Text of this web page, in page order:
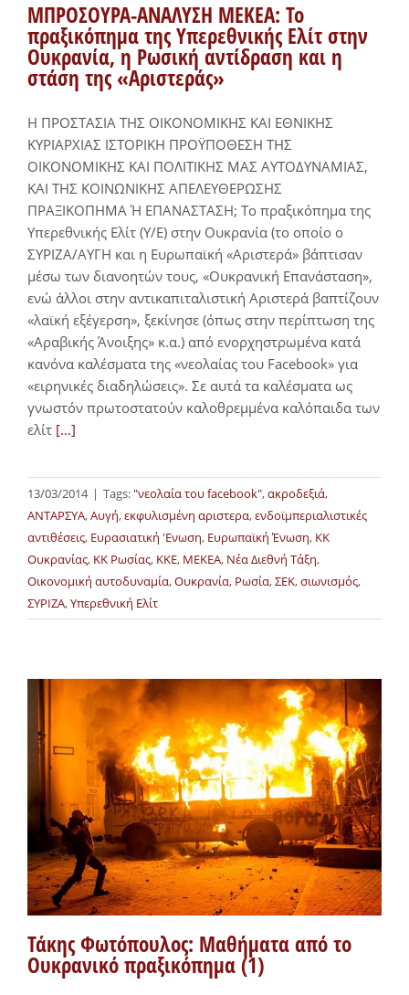
ΜΠΡΟΣΟΥΡΑ-ΑΝΑΛΥΣΗ ΜΕΚΕΑ: To
πραξικόπημα της Υπερεθνικής Ελίτ στην
Ουκρανία, η Ρωσική αντίδραση και η
στάση της «Αριστεράς»
Η ΠΡΟΣΤΑΣΙΑ ΤΗΣ ΟΙΚΟΝΟΜΙΚΗΣ ΚΑΙ ΕΘΝΙΚΗΣ
ΚΥΡΙΑΡΧΙΑΣ ΙΣΤΟΡΙΚΗ ΠΡΟΫΠΟΘΕΣΗ ΤΗΣ
ΟΙΚΟΝΟΜΙΚΗΣ ΚΑΙ ΠΟΛΙΤΙΚΗΣ ΜΑΣ ΑΥΤΟΔΥΝΑΜΙΑΣ,
ΚΑΙ ΤΗΣ ΚΟΙΝΩΝΙΚΗΣ ΑΠΕΛΕΥΘΕΡΩΣΗΣ
ΠΡΑΞΙΚΟΠΗΜΑ Ή ΕΠΑΝΑΣΤΑΣΗ; Το πραξικόπημα της
Υπερεθνικής Ελίτ (Υ/Ε) στην Ουκρανία (το οποίο ο
ΣΥΡΙΖΑ/ΑΥΓΗ και η Ευρωπαϊκή «Αριστερά» βάπτισαν
μέσω των διανοητών τους, «Ουκρανική Επανάσταση»,
ενώ άλλοι στην αντικαπιταλιστική Αριστερά βαπτίζουν
«λαϊκή εξέγερση», ξεκίνησε (όπως στην περίπτωση της
«Αραβικής Άνοιξης» κ.α.) από ενορχηστρωμένα κατά
κανόνα καλέσματα της «νεολαίας του Facebook» για
«ειρηνικές διαδηλώσεις». Σε αυτά τα καλέσματα ως
γνωστόν πρωτοστατούν καλοθρεμμένα καλόπαιδα των
ελίτ [...]
13/03/2014 | Tags:"νεολαία του facebook",ακροδεξιά,
ΑΝΤΑΡΣΥΑ,Αυγή,εκφυλισμένη αριστερα,ενδοϊμπεριαλιστικές
αντιθέσεις, Ευρασιατική 'Ενωση, Ευρωπαϊκή Ένωση, ΚΚ
Ουκρανίας, ΚΚ Ρωσίας, ΚΚΕ, ΜΕΚΕΑ, Νέα Διεθνή Τάξη,
Οικονομική αυτοδυναμία,Ουκρανία, Ρωσία,ΣΕΚ,σιωνισμός,
ΣΥΡΙΖΑ,Υπερεθνική Ελίτ
Τάκης Φωτόπουλος: Μαθήματα από το
Ουκρανικό πραξικόπημα (1)